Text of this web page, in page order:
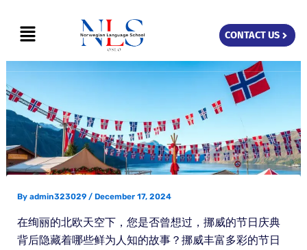
content
Menu CONTACT US
By admin323029 / December 17, 2024
在绚丽的北欧天空下，您是否曾想过，挪威的节日庆典
背后隐藏着哪些鲜为人知的故事？挪威丰富多彩的节日